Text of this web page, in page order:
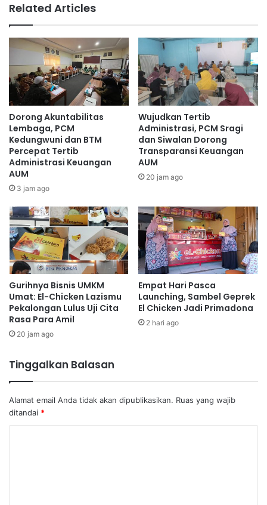
Related Articles
Dorong Akuntabilitas
Lembaga, PCM
Kedungwuni dan BTM
Percepat Tertib
Administrasi Keuangan
AUM
3 jam ago
Wujudkan Tertib
Administrasi, PCM Sragi
dan Siwalan Dorong
Transparansi Keuangan
AUM
20 jam ago
Gurihnya Bisnis UMKM
Umat: El-Chicken Lazismu
Pekalongan Lulus Uji Cita
Rasa Para Amil
20 jam ago
Empat Hari Pasca
Launching, Sambel Geprek
El Chicken Jadi Primadona
2 hari ago
Tinggalkan Balasan
Alamat email Anda tidak akan dipublikasikan. Ruas yang wajib
ditandai *